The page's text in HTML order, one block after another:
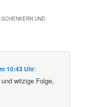
UND
10:43 Uhr:
witzige Folge,